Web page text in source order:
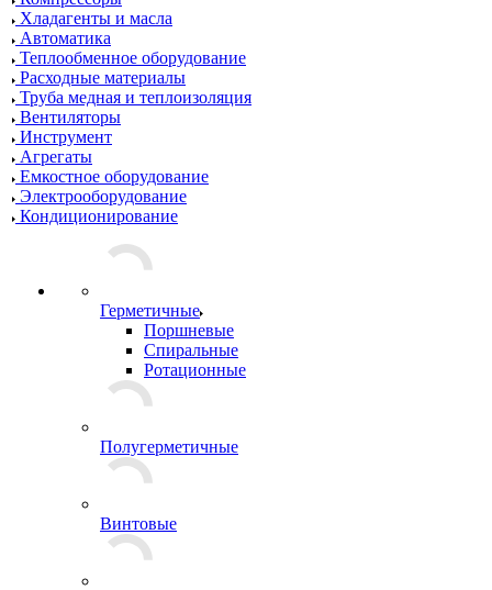
Хладагенты и масла
Автоматика
Теплообменное оборудование
Расходные материалы
Труба медная и теплоизоляция
Вентиляторы
Инструмент
Агрегаты
Емкостное оборудование
Электрооборудование
Кондиционирование
Герметичные
Поршневые
Спиральные
Ротационные
Полугерметичные
Винтовые